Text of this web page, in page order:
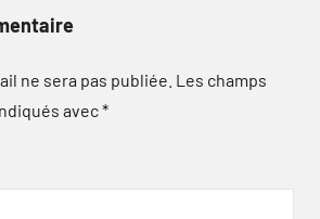
ne sera pas publiée. Les champs
avec*